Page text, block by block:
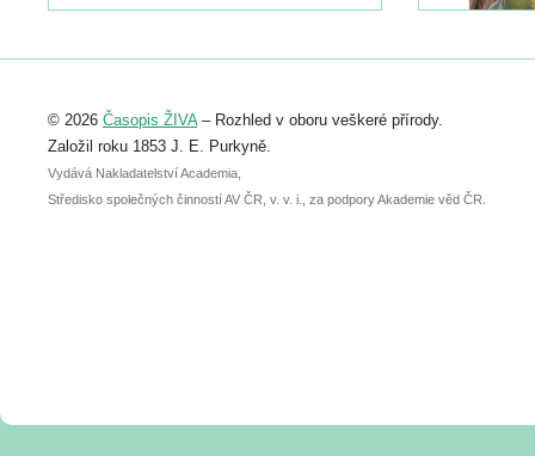
Registrovat se můžete do 6. září.
abstraktu přihlášené přednášky nebo
posteru je už 30. června.
© 2026 Časopis ŽIVA– Rozhled v oboru veškeré přírody.
Založil roku 1853 J. E. Purkyně.
Vydává Nakladatelství Academia,
Středisko společných činností AV ČR, v. v. i., za podpory Akademie věd ČR.